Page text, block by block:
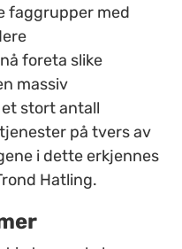
faggrupper med
foreta slike
massiv
stort antall
på tvers av
i dette erkjennes
Hatling.